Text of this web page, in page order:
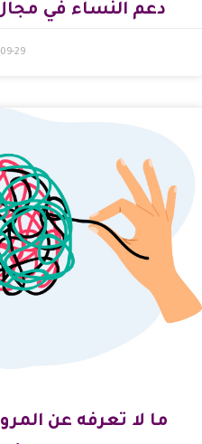
دعم النساء في
29
ما لا تعرفه عن